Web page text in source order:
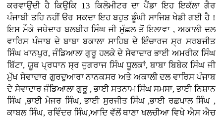
ਕਰਵਾਉਂਦੀ ਹੈ ਕਿਉਕਿ 13 ਕਿਲੋਮੀਟਰ ਦਾ ਪੈਂਡਾ ਇਹ ਇਕੱਲਾ ਗੈਰ
ਪੰਜਾਬੀ ਤਹਿ ਨਹੀਂ ੳਰ ਸਕਦਾ ਇਹ ਬਹੁਤ ਡੂੰਘੀ ਸਾਜਿਸ਼ ਖੇਡੀ ਗਈ ਹੈ !
ਇਸ ਮੌਕੇ ਜਥੇਦਾਰ ਬਲਬੀਰ ਸਿੰਘ ਜੀ ਮੁੱਛਲ ਤੋਂ ਇਲਾਵਾ , ਅਕਾਲੀ ਦਲ
ਵਾਰਿਸ ਪੰਜਾਬ ਦੇ ਬਾਬਾ ਬਕਾਲਾ ਸਾਹਿਬ ਦੇ ਇੰਚਾਰਜ ਸ੍ਰ ਸਰਬਜੀਤ
ਸਿੰਘ ਖਾਨਪੁਰ, ਜੰਡਿਆਲਾ ਗੁਰੂ ਹਲਕੇ ਦੇ ਸੇਵਾਦਾਰ ਭਾਈ ਅਮਰੀਕ ਸਿੰਘ
ਬਿੱਟਾ, ਯੂਥ ਪ੍ਰਧਾਨ ਸ੍ਰ ਜੁਗਰਾਜ ਸਿੰਘ ਧੂਲਕਾਂ, ਬਾਬਾ ਬਿਬੇਕ ਸਿੰਘ ਜੀ
ਮੁੱਖ ਸੇਵਾਦਾਰ ਗੁਰਦੁਆਰਾ ਨਾਨਕਸਰ ਅਤੇ ਅਕਾਲੀ ਦਲ ਵਾਰਿਸ ਪੰਜਾਬ
ਦੇ ਸੇਵਾਦਾਰ ਜੰਡਿਆਲਾ ਗੁਰੂ , ਭਾਈ ਸਤਨਾਮ ਸਿੰਘ ਸਮਸਾ, ਭਾਈ ਨਿਸ਼ਾਨ
ਸਿੰਘ ,ਭਾਈ ਮੇਜਰ ਸਿੰਘ, ਭਾਈ ਸੁਰਜੀਤ ਸਿੰਘ ,ਭਾਈ ਰਛਪਾਲ ਸਿੰਘ ,
ਕਾਬਲ ਸਿੰਘ, ਰਵਿੰਦਰ ਸਿੰਘ,ਆਦਿ ਵੱਲੋਂ ਥਾਣਾ ਖਲਚੀਆ ਵਿਖੇ ਐਸ ਐਚ